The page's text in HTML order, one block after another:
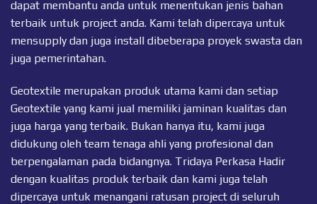
dapat membantu anda untuk menentukan jenis bahan
terbaik untuk project anda. Kami telah dipercaya untuk
mensupply dan juga install dibeberapa proyek swasta dan
juga pemerintahan.
Geotextile merupakan produk utama kami dan setiap
Geotextile yang kami jual memiliki jaminan kualitas dan
juga harga yang terbaik. Bukan hanya itu, kami juga
didukung oleh team tenaga ahli yang profesional dan
berpengalaman pada bidangnya. Tridaya Perkasa Hadir
dengan kualitas produk terbaik dan kami juga telah
dipercaya untuk menangani ratusan project di seluruh